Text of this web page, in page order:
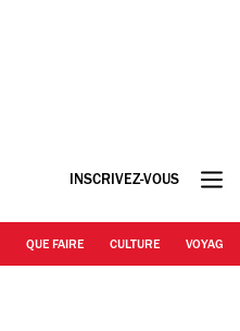
INSCRIVEZ-VOUS
QUE FAIRE CULTURE VOYAGE
2009 © Juergen Teller